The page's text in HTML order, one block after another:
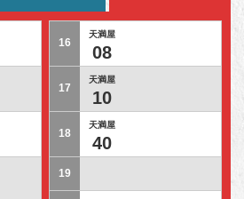
16
天満屋
08
17
天満屋
10
18
天満屋
40
19